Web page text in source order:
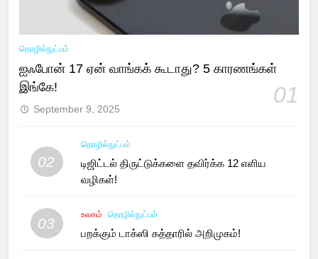
தொழில்நுட்பம்
ஐஃபோன் 17 ஏன் வாங்கக் கூடாது? 5 காரணங்கள்
இங்கே!
01
September 9, 2025
02
தொழில்நுட்பம்
டிஜிட்டல் திருட்டுக்களை தவிர்க்க 12 எளிய
வழிகள்!
03
உலகம் தொழில்நுட்பம்
பறக்கும் டாக்ஸி கத்தாரில் அறிமுகம்!